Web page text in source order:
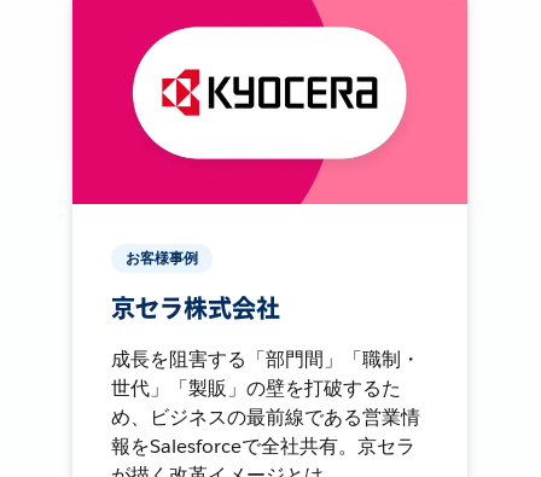
お客様事例
京セラ株式会社
成長を阻害する「部門間」「職制・
世代」「製販」の壁を打破するた
め、ビジネスの最前線である営業情
報をSalesforceで全社共有。京セラ